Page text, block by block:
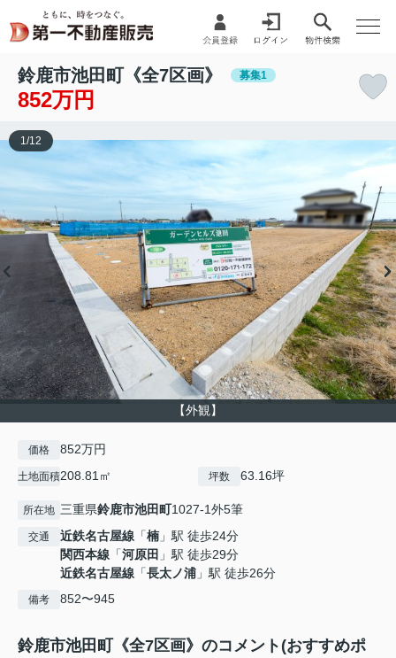
鈴鹿市池田町《全7区画》 募集1
852万円
【外観】
1 /12
価格 852万円
土地面積208.81㎡ 坪数 63.16坪
所在地 三重県鈴鹿市池田町1027-1外5筆
交通 近鉄名古屋線 「楠」駅 徒歩24分
関西本線 「河原田 」駅 徒歩29分
近鉄名古屋線 「長太ノ浦 」駅 徒歩26分
備考 852〜945
鈴鹿市池田町《全7区画》のコメント(おすすめポ